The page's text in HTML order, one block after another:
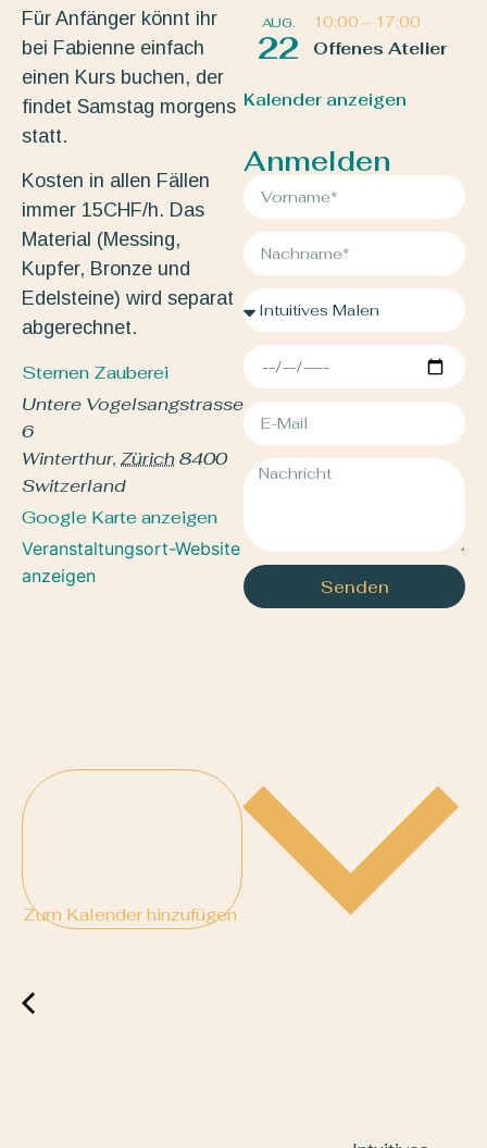
Für Anfänger könnt ihr
bei Fabienne einfach
einen Kurs buchen, der
findet Samstag morgens
statt.
Kosten in allen Fällen
immer 15CHF/h. Das
Material (Messing,
Kupfer, Bronze und
Edelsteine) wird separat
abgerechnet.
Sternen Zauberei
Untere Vogelsangstrasse
6
Winterthur, Zürich8400
Switzerland
Google Karte anzeigen
Veranstaltungsort-Website
anzeigen
Zum Kalender hinzufügen
AUG.
22
10:00 – 17:00
Offenes Atelier
Kalender anzeigen
Anmelden
Senden